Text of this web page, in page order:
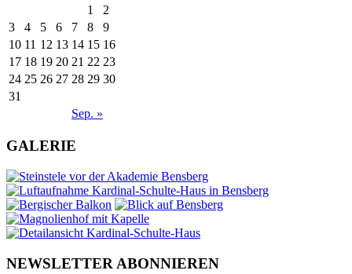
Sep. »
1
2
3
4 5 6 7 8
9
10 11 12 13 14 15 16
17 18 19 20 21 22 23
24 25 26 27 28 29 30
31
GALERIE
NEWSLETTER ABONNIEREN